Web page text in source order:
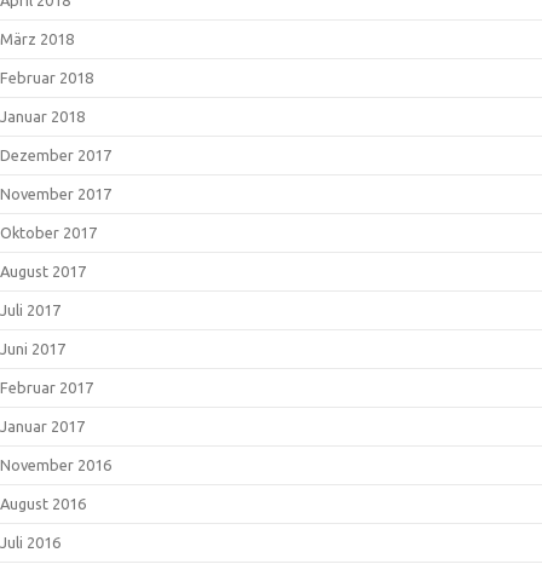
März 2018
Februar 2018
Januar 2018
Dezember 2017
November 2017
Oktober 2017
August 2017
Juli 2017
Juni 2017
Februar 2017
Januar 2017
November 2016
August 2016
Juli 2016